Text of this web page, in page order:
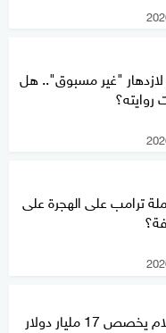
"غير مسبوق".. هل
روايته؟
ترامب على الهجرة على
مجلس السلام يخصص 17 مليار دولار